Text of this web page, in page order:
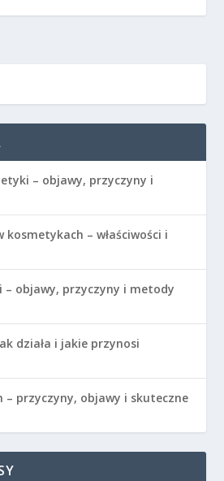
– objawy, przyczyny i
– właściwości i
– objawy, przyczyny i metody
działa i jakie przynosi
– przyczyny, objawy i skuteczne